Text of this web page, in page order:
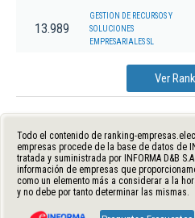
13.989
GESTION DE RECURSOS Y
SOLUCIONES
EMPRESARIALES SL
Ver
Todo el contenido de ranking-
empresas procede de la base de datos de
tratada y suministrada por INFORMA D&B
información de empresas que
como un elemento más a considerar a la
y no debe por tanto determinar las mismas.